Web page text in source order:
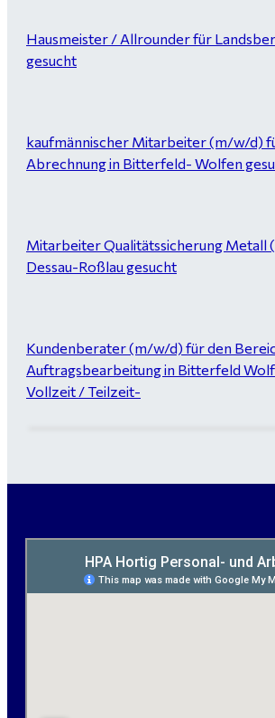
Hausmeister / Allrounder für
gesucht
kaufmännischer Mitarbeiter (m/w/d)
Abrechnung in Bitterfeld- Wolfen
Mitarbeiter Qualitätssicherung Metall
Dessau-Roßlau gesucht
Kundenberater (m/w/d) für den
Auftragsbearbeitung in Bitterfeld
Vollzeit / Teilzeit-
Maurer / Putzer (m/w/d) Bitterfeld-
ab 3.500 € (keine Montage)